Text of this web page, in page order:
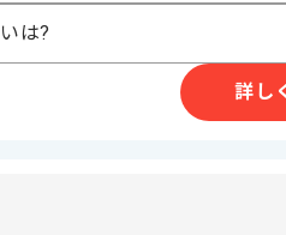
に似た経験やスキルをお持ちであれば申
は?
詳し